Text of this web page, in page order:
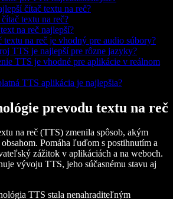
čítač textu na reč?
textu na reč?
na reč najlepší?
na reč je vhodný pre audio súbory?
TTS je najlepší pre rôzne jazyky?
TTS je vhodné pre aplikácie v reálnom
TTS aplikácia je najlepšia?
prevodu textu na reč
na reč (TTS) zmenila spôsob, akým
Pomáha ľuďom s postihnutím a
zážitok v aplikáciách a na weboch.
vývoju TTS, jeho súčasnému stavu aj
TTS stala nenahraditeľným